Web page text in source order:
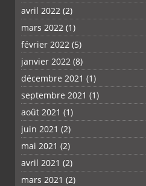
avril 2022 (2)
mars 2022 (1)
février 2022 (5)
janvier 2022 (8)
décembre 2021 (1)
septembre 2021 (1)
août 2021 (1)
juin 2021 (2)
mai 2021 (2)
avril 2021 (2)
mars 2021 (2)